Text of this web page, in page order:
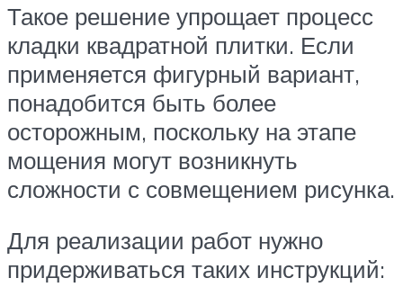
Такое решение упрощает процесс
кладки квадратной плитки. Если
применяется фигурный вариант,
понадобится быть более
осторожным, поскольку на этапе
мощения могут возникнуть
сложности с совмещением рисунка.
Для реализации работ нужно
придерживаться таких инструкций: